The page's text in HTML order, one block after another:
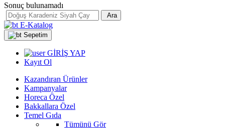
Sonuç bulunamadı
Ara
E-Katalog
Sepetim
GİRİŞ YAP
Kayıt Ol
Kazandıran Ürünler
Kampanyalar
Horeca Özel
Bakkallara Özel
Temel Gıda
Tümünü Gör